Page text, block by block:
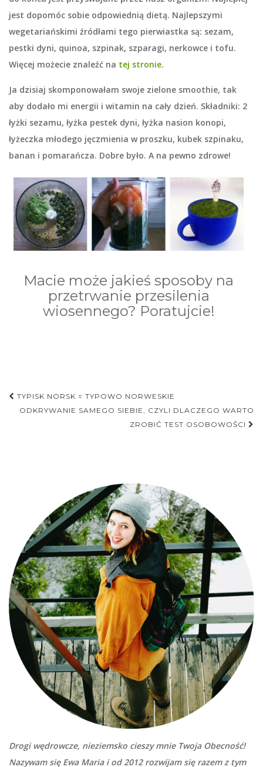
jest dopomóc sobie odpowiednią dietą. Najlepszymi
wegetariańskimi źródłami tego pierwiastka są: sezam,
pestki dyni, quinoa, szpinak, szparagi, nerkowce i tofu.
Więcej możecie znaleźć na tej stronie.
Ja dzisiaj skomponowałam swoje zielone smoothie, tak
aby dodało mi energii i witamin na cały dzień. Składniki: 2
łyżki sezamu, łyżka pestek dyni, łyżka nasion konopi,
łyżeczka młodego jęczmienia w proszku, kubek szpinaku,
banan i pomarańcza. Dobre było. A na pewno zdrowe!
Macie może jakieś sposoby na
przetrwanie przesilenia
wiosennego? Poratujcie!
Nawigacja
postu
TYPISK NORSK = TYPOWO NORWESKIE
ODKRYWANIE SAMEGO SIEBIE, CZYLI DLACZEGO WARTO
ZROBIĆ TEST OSOBOWOŚCI
Drogi wędrowcze, nieziemsko cieszy mnie Twoja Obecność!
Nazywam się Ewa Maria i od 2012 rozwijam się razem z tym